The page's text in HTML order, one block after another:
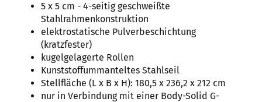
5 x 5 cm - 4-seitig geschweißte
Stahlrahmenkonstruktion
elektrostatische Pulverbeschichtung
(kratzfester)
kugelgelagerte Rollen
Kunststoffummanteltes Stahlseil
Stellfläche (L x B x H): 180,5 x 236,2 x 212 cm
nur in Verbindung mit einer Body-Solid G-